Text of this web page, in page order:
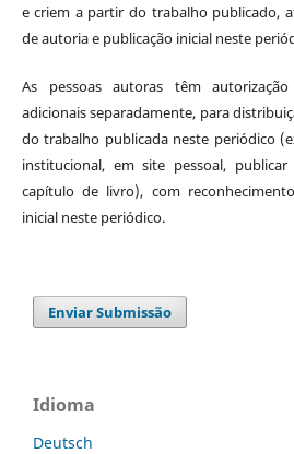
e criem a partir do trabalho publicado,
de autoria e publicação inicial neste
As pessoas autoras têm
adicionais separadamente, para
do trabalho publicada neste periódico
institucional, em site pessoal,
capítulo de livro), com
inicial neste periódico.
Enviar Submissão
Idioma
Deutsch